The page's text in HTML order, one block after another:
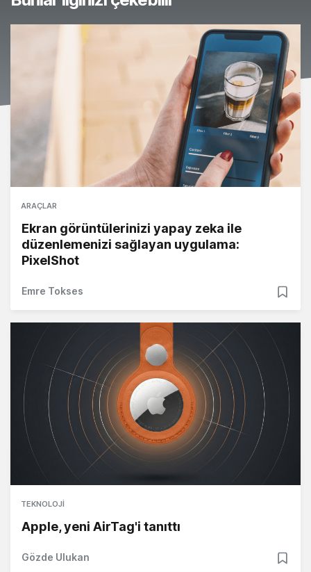
ARAÇLAR
Ekran görüntülerinizi yapay zeka ile
düzenlemenizi sağlayan uygulama:
PixelShot
Emre Tokses
TEKNOLOJI
Apple, yeni AirTag'i tanıttı
Gözde Ulukan